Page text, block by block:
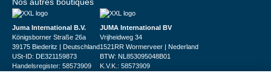
Juma International B.V.
Königsborner Straße 26a
39175 Biederitz | Deutschland
USt-ID: DE321159873
Handelsregister: 58573909
JUMA International BV
Vrijheidweg 34
1521RR Wormerveer | Nederland
BTW: NL853095048B01
K.V.K.: 58573909